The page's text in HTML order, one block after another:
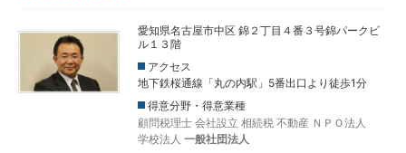
愛知県名古屋市中区 錦２丁目４番３号錦パークビ
ル１３階
アクセス
地下鉄桜通線「丸の内駅」5番出口より徒歩1分
得意分野・得意業種
顧問税理士 会社設立 相続税 不動産 ＮＰＯ法人
学校法人 一般社団法人